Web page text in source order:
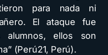
para nada ni
El ataque fue
ellos son
(Perú21, Perú).